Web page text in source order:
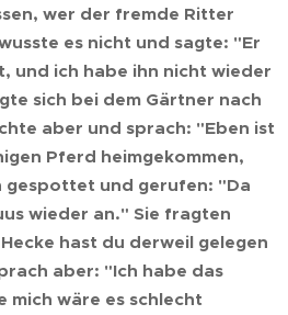
wer der fremde Ritter
es nicht und sagte: "Er
und ich habe ihn nicht wieder
sich bei dem Gärtner nach
aber und sprach: "Eben ist
Pferd heimgekommen,
gespottet und gerufen: "Da
wieder an." Sie fragten
hast du derweil gelegen
aber: "Ich habe das
mich wäre es schlecht